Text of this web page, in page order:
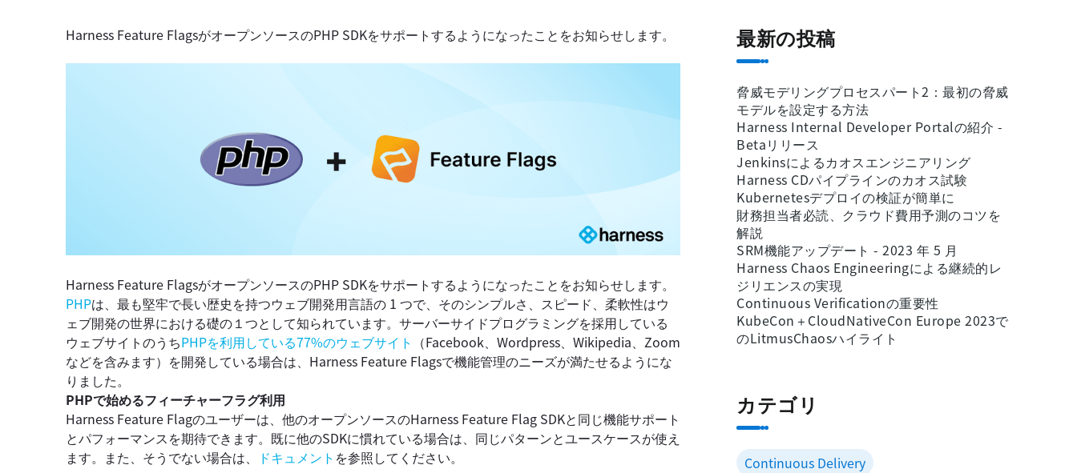
Harness Feature FlagsがオープンソースのPHP SDKをサポートするようになったことをお知らせします。
Harness Feature FlagsがオープンソースのPHP SDKをサポートするようになったことをお知らせします。
PHPは、最も堅牢で長い歴史を持つウェブ開発用言語の 1 つで、そのシンプルさ、スピード、柔軟性はウ
ェブ開発の世界における礎の１つとして知られています。サーバーサイドプログラミングを採用している
ウェブサイトのうちPHPを利用している77%のウェブサイト （Facebook、Wordpress、Wikipedia、Zoom
などを含みます）を開発している場合は、Harness Feature Flagsで機能管理のニーズが満たせるようにな
りました。
PHPで始めるフィーチャーフラグ利用
Harness Feature Flagのユーザーは、他のオープンソースのHarness Feature Flag SDKと同じ機能サポート
とパフォーマンスを期待できます。既に他のSDKに慣れている場合は、同じパターンとユースケースが使え
ます。また、そうでない場合は、
ドキュメント を参照してください。
最新の投稿
脅威モデリングプロセスパート2：最初の脅威
モデルを設定する方法
Harness Internal Developer Portalの紹介 -
Betaリリース
Jenkinsによるカオスエンジニアリング
Harness CDパイプラインのカオス試験
Kubernetesデプロイの検証が簡単に
財務担当者必読、クラウド費用予測のコツを
解説
SRM機能アップデート - 2023 年 5 月
Harness Chaos Engineeringによる継続的レ
ジリエンスの実現
Continuous Verificationの重要性
KubeCon＋CloudNativeCon Europe 2023で
のLitmusChaosハイライト
カテゴリ
Continuous Delivery